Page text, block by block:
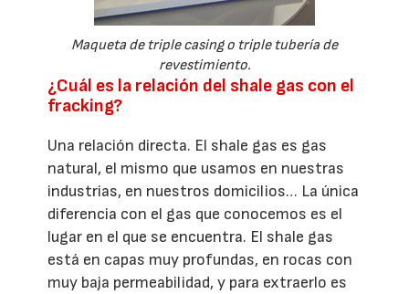
Maqueta de triple casing o triple tubería de
revestimiento.
¿Cuál es la relación del shale gas con el
fracking?
Una relación directa. El shale gas es gas
natural, el mismo que usamos en nuestras
industrias, en nuestros domicilios… La única
diferencia con el gas que conocemos es el
lugar en el que se encuentra. El shale gas
está en capas muy profundas, en rocas con
muy baja permeabilidad, y para extraerlo es